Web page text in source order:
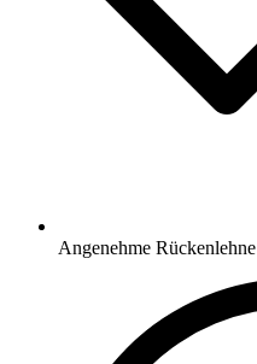
Angenehme Rückenlehne